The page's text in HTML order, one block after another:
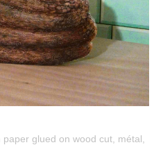
glued on wood cut, métal,